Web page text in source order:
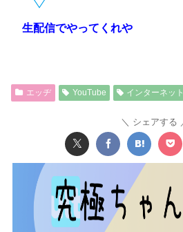
生配信でやってくれや
エッヂ YouTube インターネット
シェアする